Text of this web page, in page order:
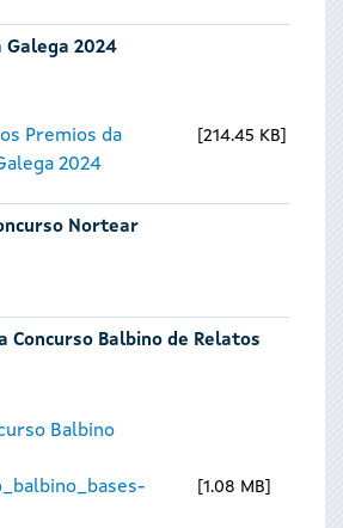
Galega 2024
Premios da
2024
214.45 KB
Nortear
Concurso Balbino de Relatos
Balbino
1.08 MB